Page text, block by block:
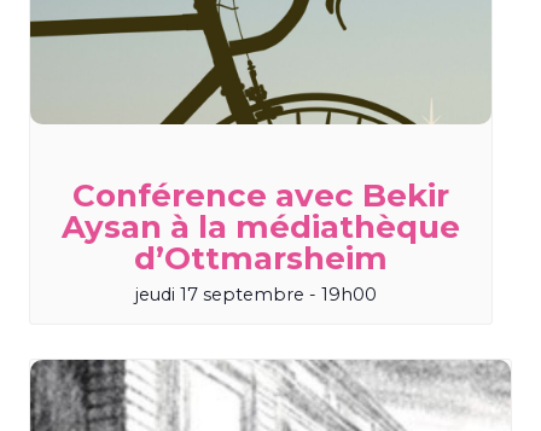
Conférence avec Bekir
Aysan à la médiathèque
d’Ottmarsheim
jeudi 17 septembre - 19h00